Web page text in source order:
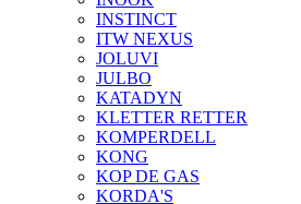
INSTINCT
ITW NEXUS
JOLUVI
JULBO
KATADYN
KLETTER RETTER
KOMPERDELL
KONG
KOP DE GAS
KORDA'S